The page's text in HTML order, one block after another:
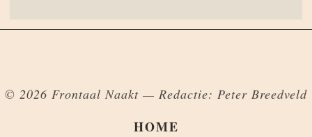
© 2026 Frontaal Naakt — Redactie: Peter Breedveld
HOME